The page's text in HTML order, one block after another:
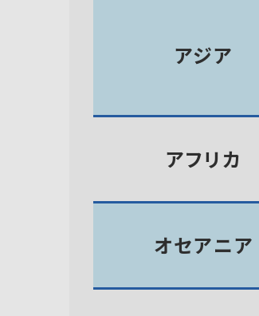
アジア
アフリカ
オセアニア